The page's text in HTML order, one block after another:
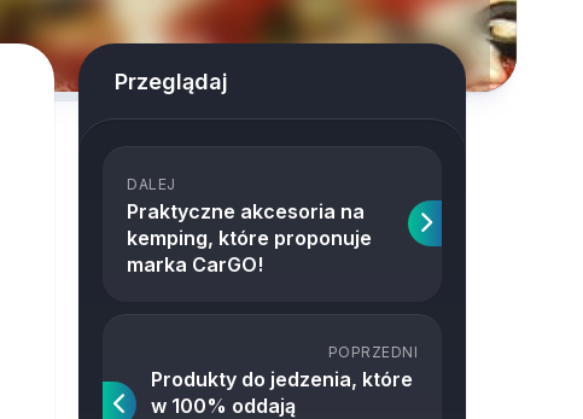
Przeglądaj
DALEJ
Praktyczne akcesoria na
kemping, które proponuje
marka CarGO!
POPRZEDNI
Produkty do jedzenia, które
w 100% oddają